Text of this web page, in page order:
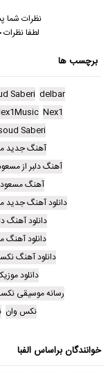
نظرات شما
لطفا
برچسب ها
delbar
Saberi
Nex1
Saberi
آهنگ جدید
آهنگ دلبر از
آهنگ مسعود
دانلود آهنگ جدید
دانلود آهنگ
دانلود
دانلود آهنگ
دانلود
رسانه موسیقی
نکس وان
خوانندگان براساس الفبا